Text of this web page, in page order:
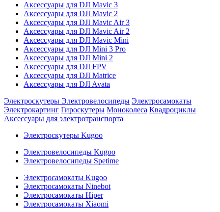
Аксессуары для DJI Mavic 3
Аксессуары для DJI Mavic 2
Аксессуары для DJI Mavic Air 3
Аксессуары для DJI Mavic Air 2
Аксессуары для DJI Mavic Mini
Аксессуары для DJI Mini 3 Pro
Аксессуары для DJI Mini 2
Аксессуары для DJI FPV
Аксессуары для DJI Matrice
Аксессуары для DJI Avata
Электроскутеры Электровелосипеды Электросамокаты
Электрокартинг Гироскутеры Моноколеса Квадроциклы
Аксессуары для электротранспорта
Электроскутеры Kugoo
Электровелосипеды Kugoo
Электровелосипеды Spetime
Электросамокаты Kugoo
Электросамокаты Ninebot
Электросамокаты Hiper
Электросамокаты Xiaomi